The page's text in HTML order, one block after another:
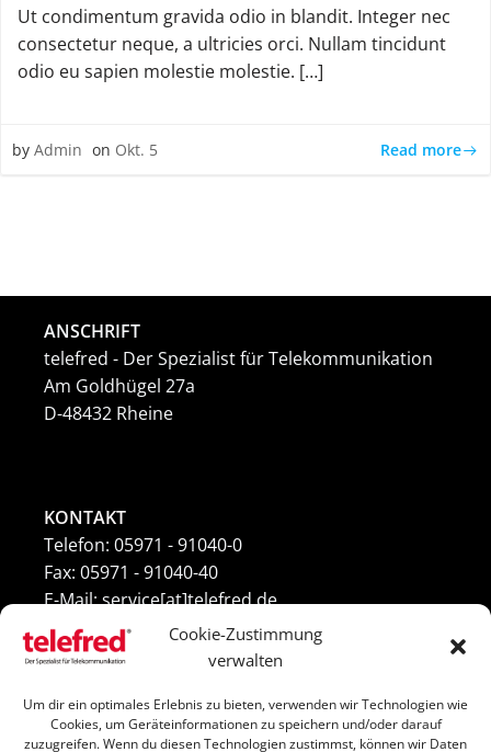
Cookie-Zustimmung
verwalten
Um dir ein optimales Erlebnis zu bieten, verwenden wir Technologien wie
Cookies, um Geräteinformationen zu speichern und/oder darauf
zuzugreifen. Wenn du diesen Technologien zustimmst, können wir Daten
Ut condimentum gravida odio in blandit. Integer nec
consectetur neque, a ultricies orci. Nullam tincidunt
odio eu sapien molestie molestie. […]
by Admin on Okt. 5 Read more
ANSCHRIFT
telefred - Der Spezialist für Telekommunikation
Am Goldhügel 27a
D-48432 Rheine
KONTAKT
Telefon: 05971 - 91040-0
Fax: 05971 - 91040-40
E-Mail: service[at]telefred.de
Cookie-Richtlinie (EU)